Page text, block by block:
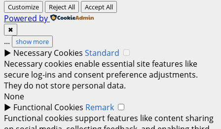
Customize Reject All Accept All
Powered by
✖
... show more
► Necessary Cookies Standard
Necessary cookies enable essential site features like
secure log-ins and consent preference adjustments.
They do not store personal data.
None
► Functional Cookies Remark
Functional cookies support features like content sharing